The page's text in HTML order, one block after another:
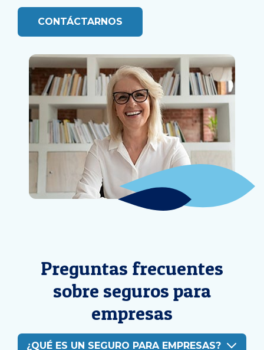
CONTÁCTARNOS
Preguntas frecuentes
sobre seguros para
empresas
¿QUÉ ES UN SEGURO PARA EMPRESAS?